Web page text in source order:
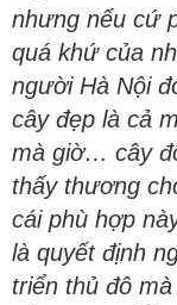
nhưng nếu cứ
quá khứ của
người Hà Nội
cây đẹp là cả
mà giờ… cây
thấy thương
cái phù hợp
là quyết định
triển thủ đô